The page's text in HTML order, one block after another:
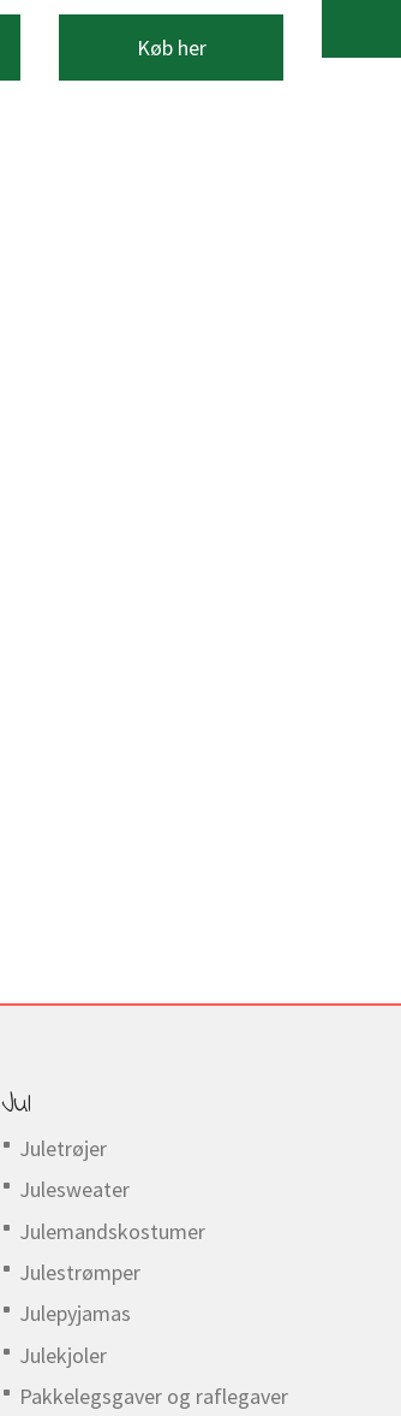
Køb her
Jul
Juletrøjer
Julesweater
Julemandskostumer
Julestrømper
Julepyjamas
Julekjoler
Pakkelegsgaver og raflegaver